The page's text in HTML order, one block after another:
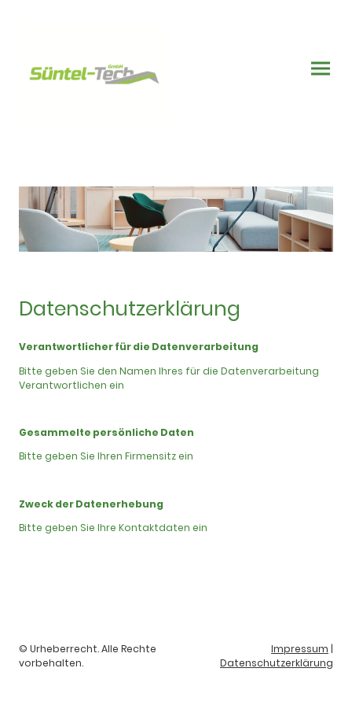
Datenschutzerklärung
Verantwortlicher für die Datenverarbeitung
Bitte geben Sie den Namen Ihres für die Datenverarbeitung
Verantwortlichen ein
Gesammelte persönliche Daten
Bitte geben Sie Ihren Firmensitz ein
Zweck der Datenerhebung
Bitte geben Sie Ihre Kontaktdaten ein
© Urheberrecht. Alle Rechte
vorbehalten.
Impressum |
Datenschutzerklärung